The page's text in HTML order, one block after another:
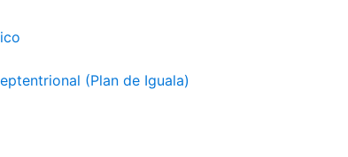
(Plan de Iguala)